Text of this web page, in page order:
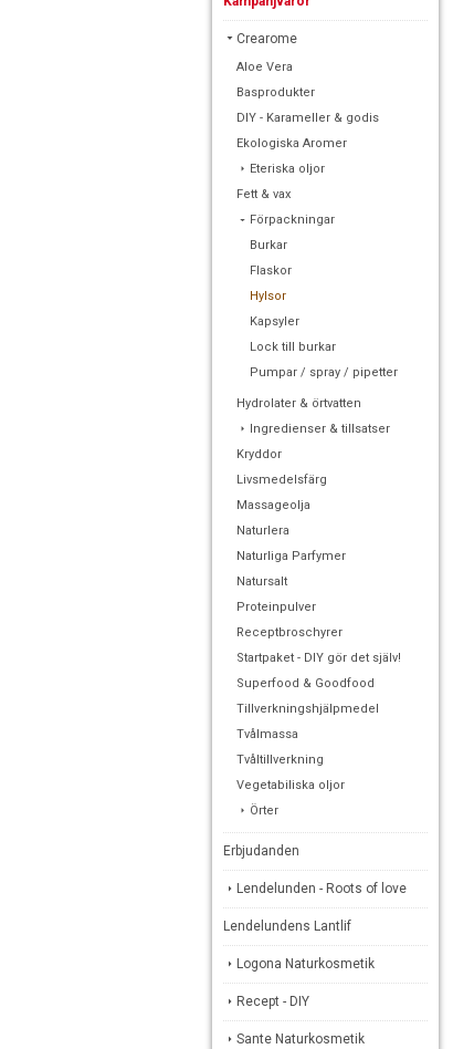
Crearome
Aloe Vera
Basprodukter
DIY - Karameller & godis
Ekologiska Aromer
Eteriska oljor
Fett & vax
Förpackningar
Burkar
Flaskor
Hylsor
Kapsyler
Lock till burkar
Pumpar / spray / pipetter
Hydrolater & örtvatten
Ingredienser & tillsatser
Kryddor
Livsmedelsfärg
Massageolja
Naturlera
Naturliga Parfymer
Natursalt
Proteinpulver
Receptbroschyrer
Startpaket - DIY gör det själv!
Superfood & Goodfood
Tillverkningshjälpmedel
Tvålmassa
Tvåltillverkning
Vegetabiliska oljor
Örter
Erbjudanden
Lendelunden - Roots of love
Lendelundens Lantlif
Logona Naturkosmetik
Recept - DIY
Sante Naturkosmetik